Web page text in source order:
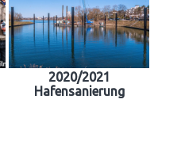
2020/2021
Hafensanierung